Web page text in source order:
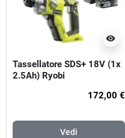
visibility
Tassellatore SDS+ 18V (1x
2.5Ah) Ryobi
172,00 €
Vedi